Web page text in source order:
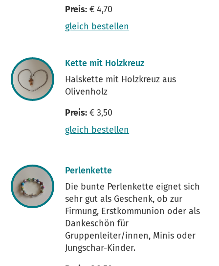
Preis: € 4,70
gleich bestellen
Kette mit Holzkreuz
Halskette mit Holzkreuz aus
Olivenholz
Preis: € 3,50
gleich bestellen
Perlenkette
Die bunte Perlenkette eignet sich
sehr gut als Geschenk, ob zur
Firmung, Erstkommunion oder als
Dankeschön für
Gruppenleiter/innen, Minis oder
Jungschar-Kinder.